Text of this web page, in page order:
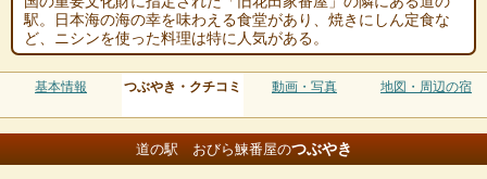
駅。日本海の海の幸を味わえる食堂があり、焼きにしん定食な
ど、ニシンを使った料理は特に人気がある。
基本情報 つぶやき・クチコミ 動画・写真 地図・周辺の宿
道の駅 おびら鰊番屋のつぶやき